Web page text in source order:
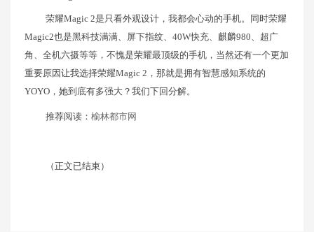
荣耀Magic 2是只看外观设计，我都会心动的手机。同时荣耀
Magic2也是黑科技满满、屏下指纹、40W快充、麒麟980、超广
角、全机六摄等等，不愧是荣耀最顶级的手机，当然还有一个更加
重要原因让我选择荣耀Magic 2，那就是拥有智慧感知系统的
YOYO，她到底有多强大？我们下回分解。
推荐阅读： 榆林都市网
（正文已结束）